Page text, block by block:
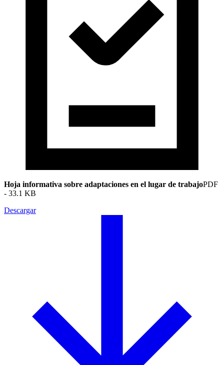
Hoja informativa sobre adaptaciones en el lugar de trabajoPDF
- 33.1 KB
Descargar